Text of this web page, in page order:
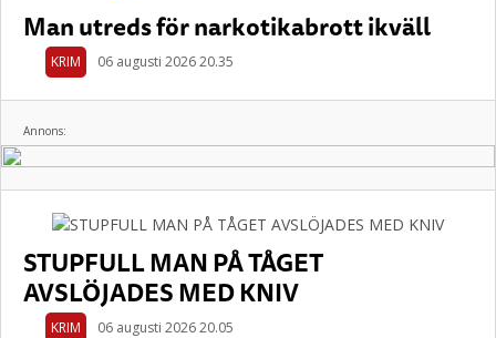
Man utreds för narkotikabrott ikväll
KRIM 06 augusti 2026 20.35
Annons:
STUPFULL MAN PÅ TÅGET
AVSLÖJADES MED KNIV
KRIM 06 augusti 2026 20.05